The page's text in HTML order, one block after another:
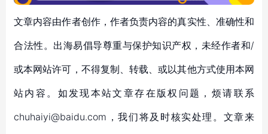
文章内容由作者创作，作者负责内容的真实性、准确性和
合法性。出海易倡导尊重与保护知识产权，未经作者和/
或本网站许可，不得复制、转载、或以其他方式使用本网
站内容。如发现本站文章存在版权问题，烦请联系
chuhaiyi@baidu.com，我们将及时核实处理。文章来